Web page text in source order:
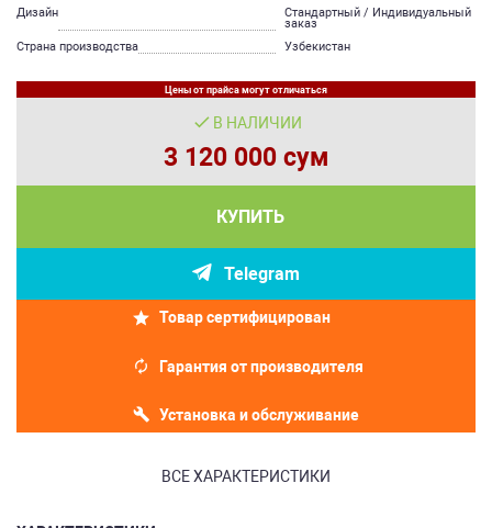
Дизайн
Стандартный / Индивидуальный
заказ
Страна производства
Узбекистан
Цены от прайса могут отличаться
В НАЛИЧИИ
3 120 000 сум
КУПИТЬ
Telegram
Товар сертифицирован
Гарантия от производителя
Установка и обслуживание
ВСЕ ХАРАКТЕРИСТИКИ